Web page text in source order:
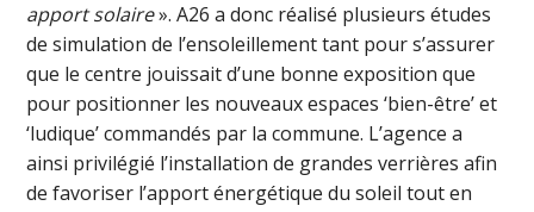
apport solaire». A26 a donc réalisé plusieurs études
de simulation de l’ensoleillement tant pour s’assurer
que le centre jouissait d’une bonne exposition que
pour positionner les nouveaux espaces ‘bien-être’ et
‘ludique’ commandés par la commune. L’agence a
ainsi privilégié l’installation de grandes verrières afin
de favoriser l’apport énergétique du soleil tout en